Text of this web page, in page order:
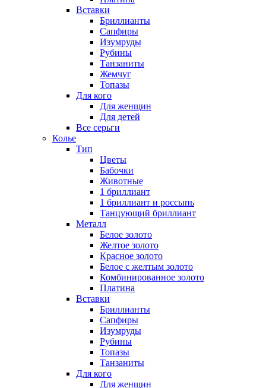
Вставки
Бриллианты
Сапфиры
Изумруды
Рубины
Танзаниты
Жемчуг
Топазы
Для кого
Для женщин
Для детей
Все серьги
Колье
Тип
Цветы
Бабочки
Животные
1 бриллиант
1 бриллиант и россыпь
Танцующий бриллиант
Металл
Белое золото
Желтое золото
Красное золото
Белое с желтым золото
Комбинированное золото
Платина
Вставки
Бриллианты
Сапфиры
Изумруды
Рубины
Топазы
Танзаниты
Для кого
Для женщин